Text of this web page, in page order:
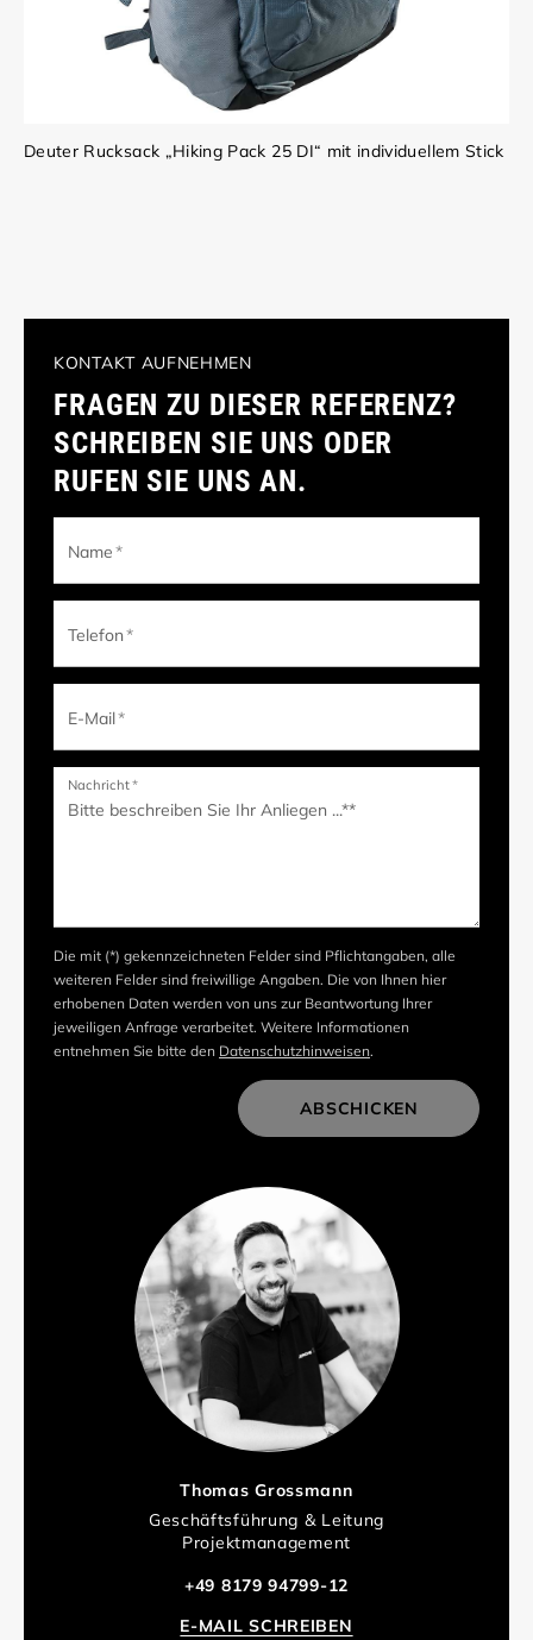
Deuter Rucksack „Hiking Pack 25 DI“ mit individuellem Stick
Thomas Grossmann
Geschäftsführung & Leitung
Projektmanagement
+49 8179 94799-12
E-MAIL SCHREIBEN
KONTAKT AUFNEHMEN
FRAGEN ZU DIESER REFERENZ?
SCHREIBEN SIE UNS ODER
RUFEN SIE UNS AN.
Name*
Telefon*
E-Mail*
Nachricht*
Die mit (*) gekennzeichneten Felder sind Pflichtangaben, alle
weiteren Felder sind freiwillige Angaben. Die von Ihnen hier
erhobenen Daten werden von uns zur Beantwortung Ihrer
jeweiligen Anfrage verarbeitet. Weitere Informationen
entnehmen Sie bitte den Datenschutzhinweisen.
ABSCHICKEN